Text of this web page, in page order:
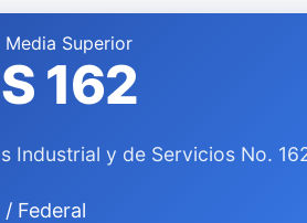
Superior
162
Industrial y de Servicios No.
/ Federal